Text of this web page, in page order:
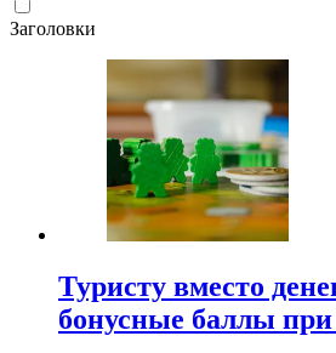
Заголовки
Туристу вместо
бонусные баллы